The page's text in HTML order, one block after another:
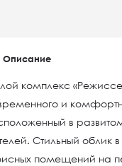
Описание
комплекс
и
в
Стильный облик
помещений на